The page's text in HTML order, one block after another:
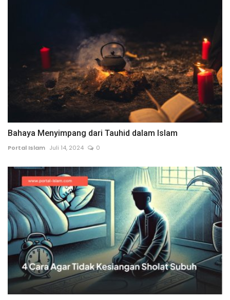
Bahaya Menyimpang dari Tauhid dalam Islam
Portal Islam Juli 14, 2024 0